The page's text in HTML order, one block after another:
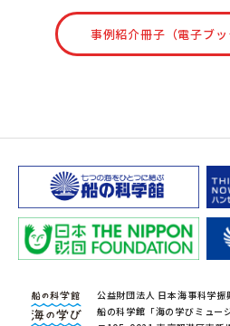
事例紹介冊子（電子ブ
公益財団法人 日本海事科学振
船の科学館「海の学びミュー